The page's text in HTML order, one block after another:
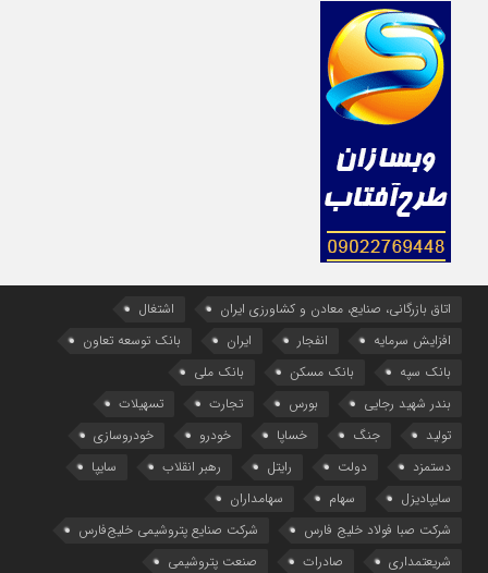
اتاق بازرگانی، صنایع، معادن و کشاورزی ایران
اشتغال
افزایش سرمایه
انفجار ایران
بانک توسعه تعاون
بانک سپه
بانک مسکن
بانک ملی
بندر شهید رجایی
بورس تجارت
تسهیلات
تولید
جنگ خساپا خودرو
خودروسازی
دستمزد
دولت رایتل رهبر انقلاب
سایپا
سایپادیزل
سهام
سهامداران
شرکت صبا فولاد خلیج فارس
شرکت صنایع پتروشیمی خلیج‌فارس
شریعتمداری
صادرات
صنعت پتروشیمی